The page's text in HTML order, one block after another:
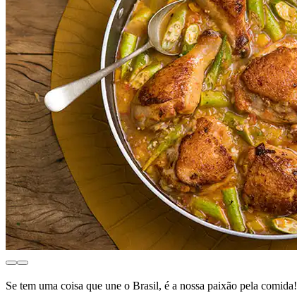
Se tem uma coisa que une o Brasil, é a nossa paixão pela comida!